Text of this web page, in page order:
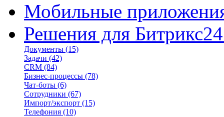
Мобильные
Решения для Битрикс24
Документы (15)
Задачи (42)
CRM (84)
Бизнес-процессы (78)
Чат-боты (6)
Сотрудники (67)
Импорт/экспорт (15)
Телефония (10)